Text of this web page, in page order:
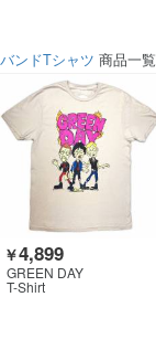
バンドTシャツ 商品一覧
￥4,899
GREEN DAY
T-Shirt